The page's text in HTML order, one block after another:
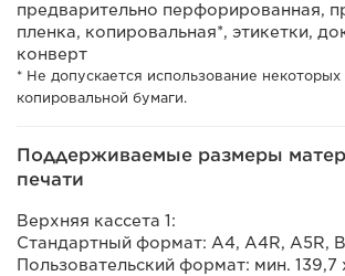
предварительно перфорированная,
пленка, копировальная*, этикетки,
конверт
* Не допускается использование некоторых
копировальной бумаги.
Поддерживаемые размеры
печати
Верхняя кассета 1:
Стандартный формат: A4, A4R, A5R,
Пользовательский формат: мин. 139,7